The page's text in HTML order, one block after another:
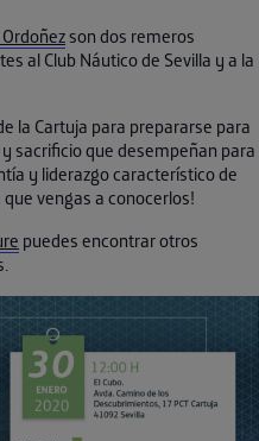
son dos remeros
al Club Náutico de Sevilla y a la
la Cartuja para prepararse para
sacrificio que desempeñan para
y liderazgo característico de
vengas a conocerlos!
puedes encontrar otros